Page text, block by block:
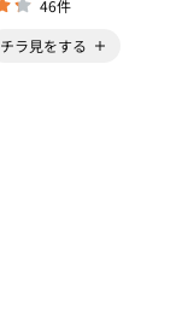
46件
チラ見をする